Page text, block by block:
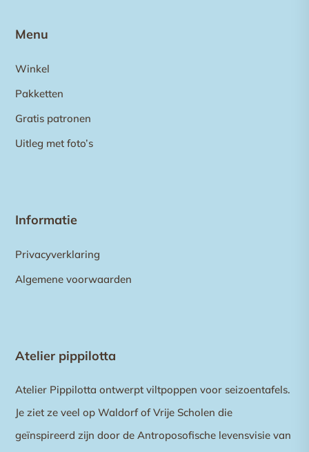
Menu
Winkel
Pakketten
Gratis patronen
Uitleg met foto’s
Informatie
Privacyverklaring
Algemene voorwaarden
Atelier pippilotta
Atelier Pippilotta ontwerpt viltpoppen voor seizoentafels.
Je ziet ze veel op Waldorf of Vrije Scholen die
geïnspireerd zijn door de Antroposofische levensvisie van